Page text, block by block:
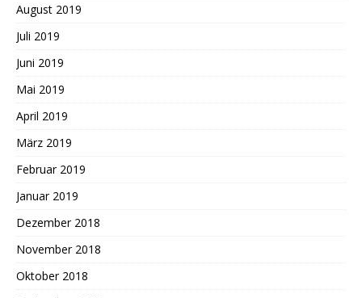
August 2019
Juli 2019
Juni 2019
Mai 2019
April 2019
März 2019
Februar 2019
Januar 2019
Dezember 2018
November 2018
Oktober 2018